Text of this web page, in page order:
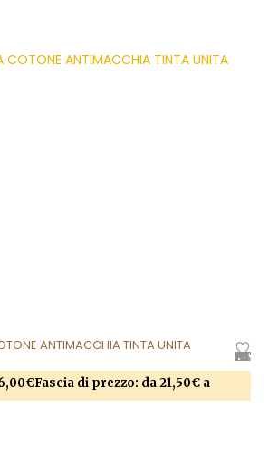
AGGIUNGI ALLA LISTA DEI DESIDERI
ANTIMACCHIA TINTA UNITA
€Fascia di prezzo: da 21,50€ a